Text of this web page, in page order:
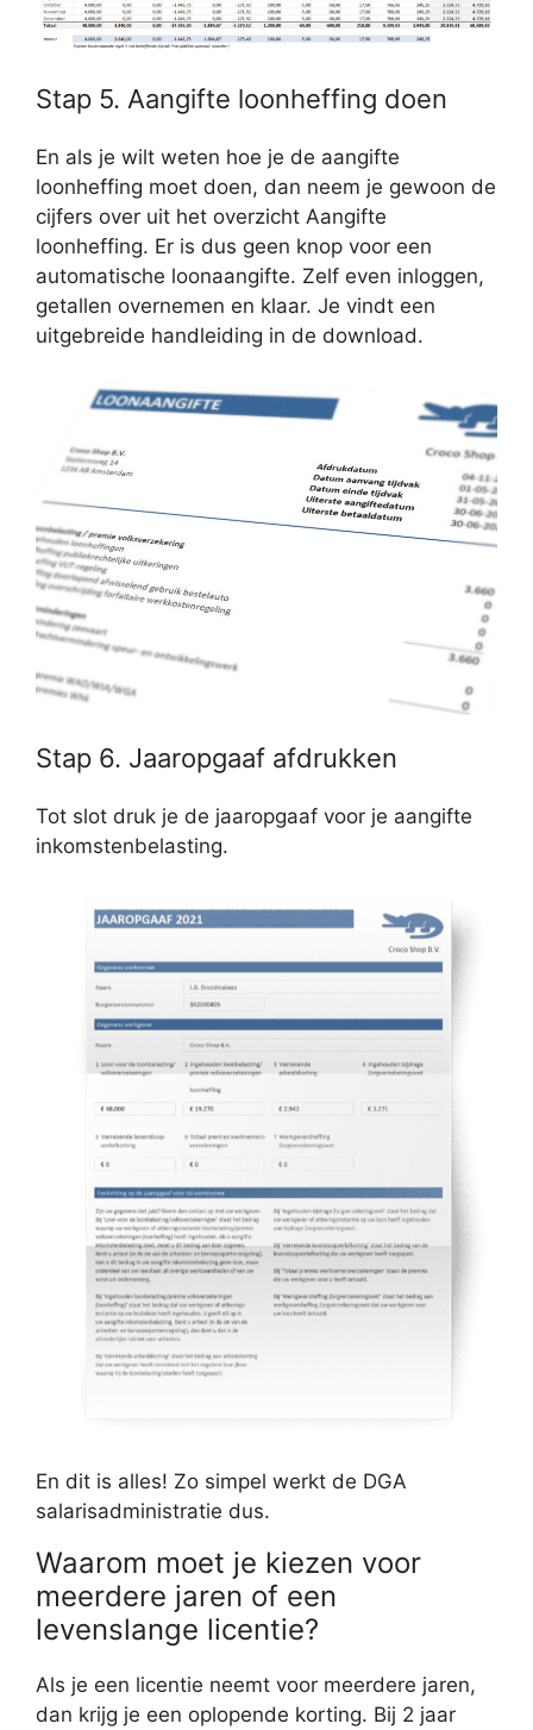
Stap 5. Aangifte loonheffing doen
En als je wilt weten hoe je de aangifte
loonheffing moet doen, dan neem je gewoon de
cijfers over uit het overzicht Aangifte
loonheffing. Er is dus geen knop voor een
automatische loonaangifte. Zelf even inloggen,
getallen overnemen en klaar. Je vindt een
uitgebreide handleiding in de download.
Stap 6. Jaaropgaaf afdrukken
Tot slot druk je de jaaropgaaf voor je aangifte
inkomstenbelasting.
En dit is alles! Zo simpel werkt de DGA
salarisadministratie dus.
Waarom moet je kiezen voor
meerdere jaren of een
levenslange licentie?
Als je een licentie neemt voor meerdere jaren,
dan krijg je een oplopende korting. Bij 2 jaar